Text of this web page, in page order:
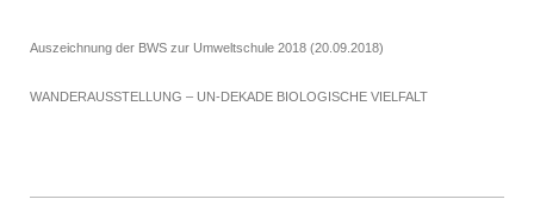
Auszeichnung der BWS zur Umweltschule 2018 (20.09.2018)
WANDERAUSSTELLUNG – UN-DEKADE BIOLOGISCHE VIELFALT